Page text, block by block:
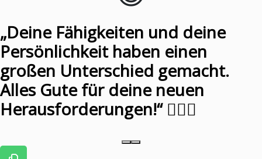
„Deine Fähigkeiten und deine
Persönlichkeit haben einen
großen Unterschied gemacht.
Alles Gute für deine neuen
Herausforderungen!“ 🧔🏼‍♂️